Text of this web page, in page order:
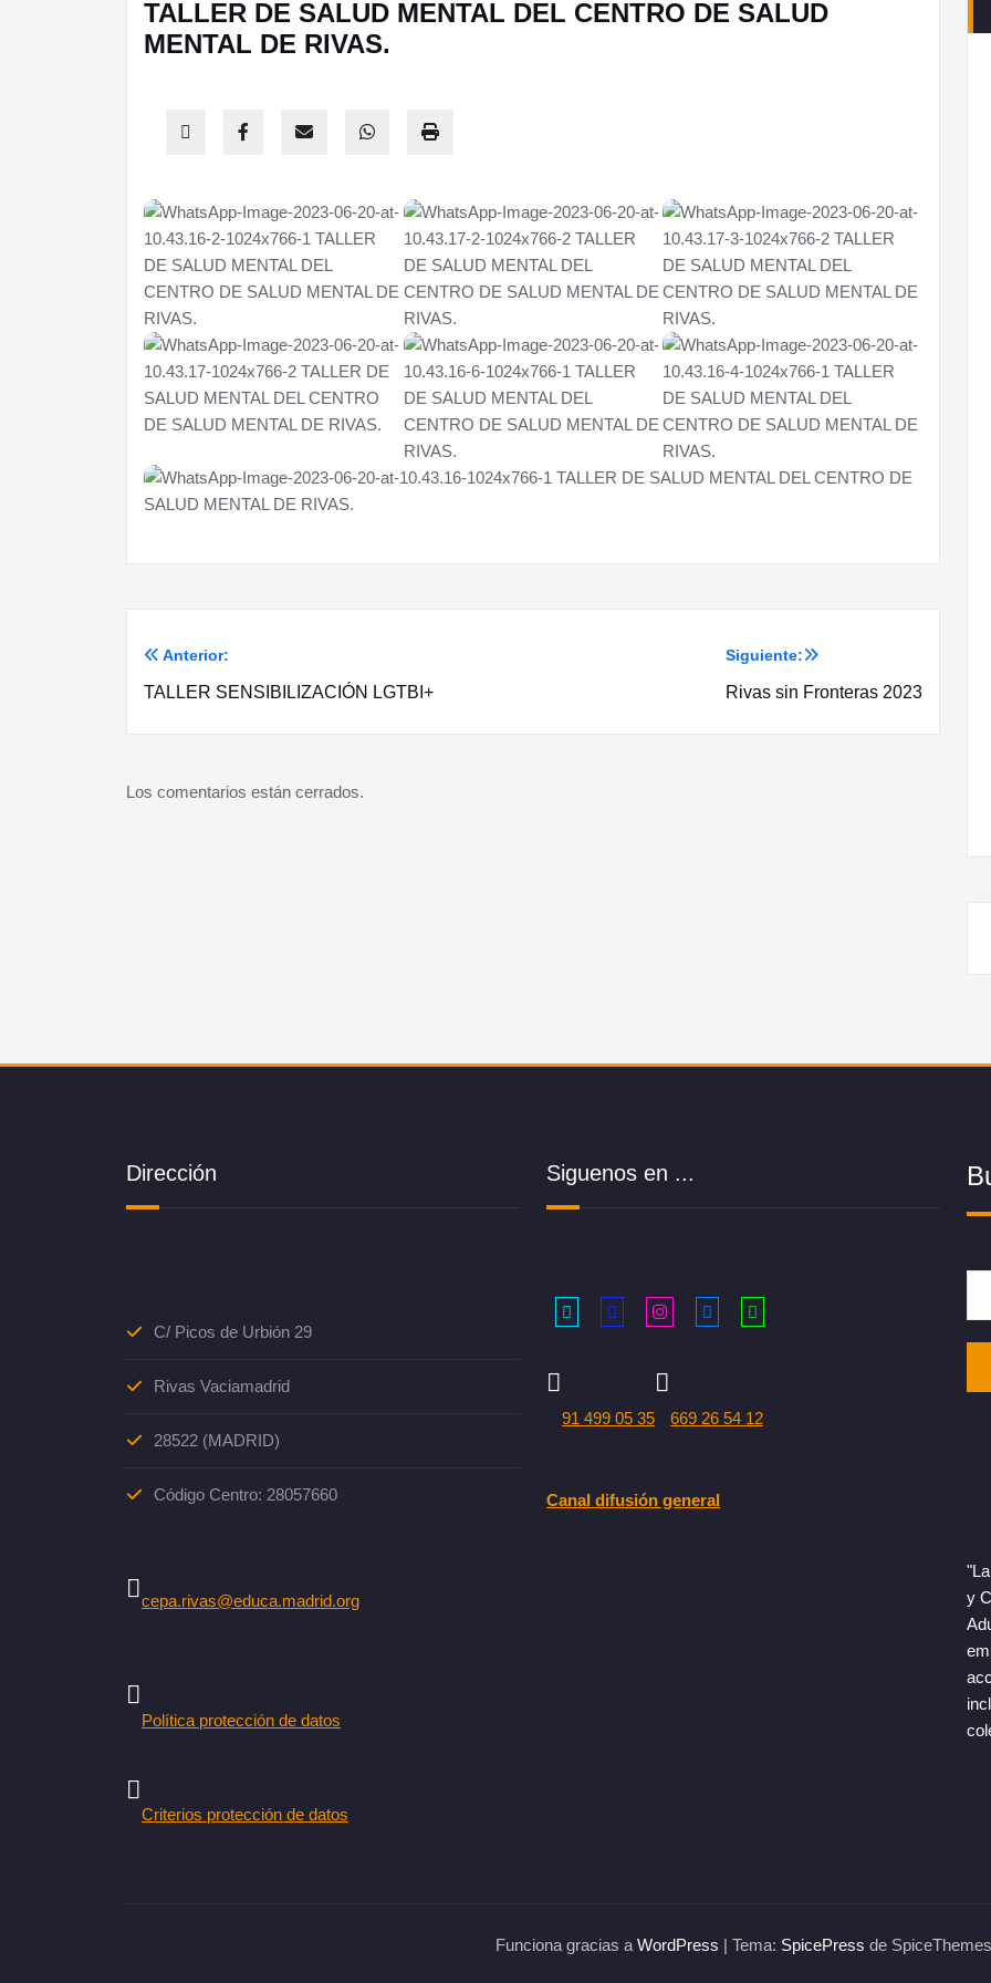
TALLER DE SALUD MENTAL DEL CENTRO DE SALUD
MENTAL DE RIVAS.
Navegación
Anterior:
TALLER SENSIBILIZACIÓN LGTBI+
Siguiente:
Rivas sin Fronteras 2023
Los comentarios están cerrados.
Dirección
C/ Picos de Urbión 29
Rivas Vaciamadrid
28522 (MADRID)
Código Centro: 28057660
cepa.rivas@educa.madrid.org
Política protección de datos
Criterios protección de datos
Siguenos en ...
91 499 05 35 669 26 54 12
Canal difusión general
y
Funciona gracias a WordPress | Tema: SpicePress de SpiceThemes